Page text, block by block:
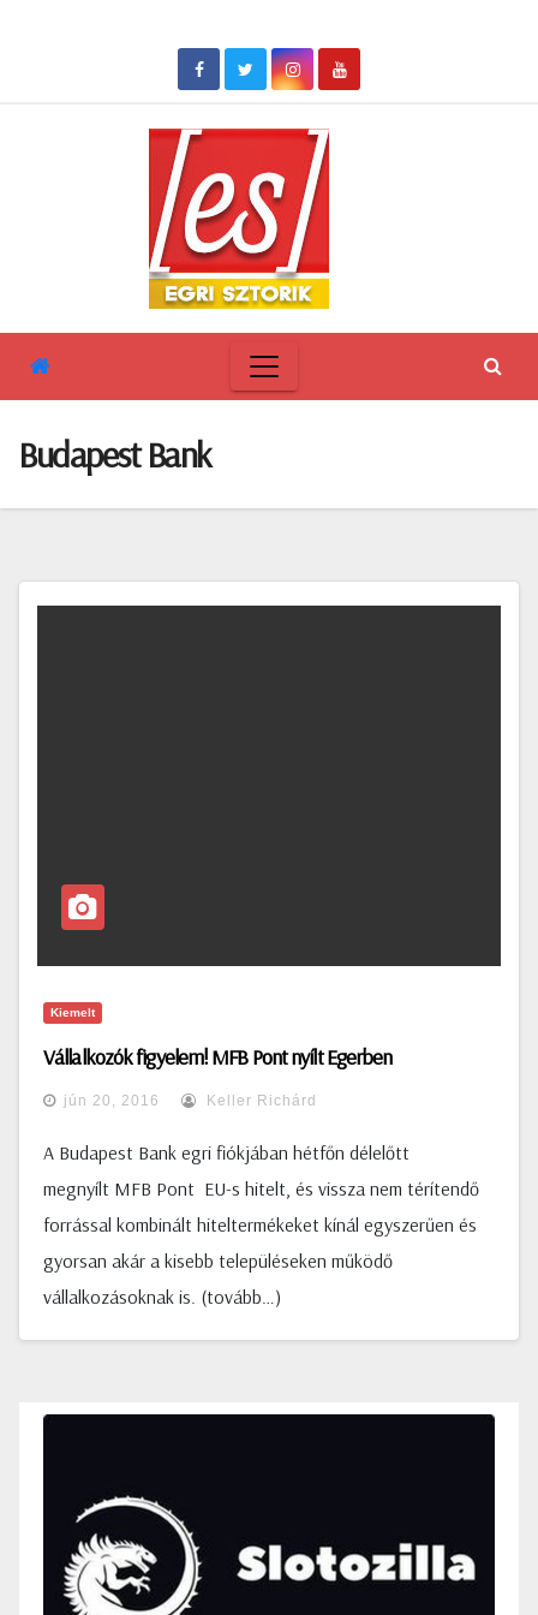
Budapest Bank
Kiemelt
Vállalkozók figyelem! MFB Pont nyílt Egerben
jún 20, 2016 Keller Richárd
A Budapest Bank egri fiókjában hétfőn délelőtt
megnyílt MFB Pont EU-s hitelt, és vissza nem térítendő
forrással kombinált hiteltermékeket kínál egyszerűen és
gyorsan akár a kisebb településeken működő
vállalkozásoknak is. (tovább…)